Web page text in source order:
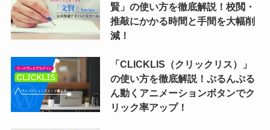
賢」の使い方を徹底解説！校閲・
推敲にかかる時間と手間を大幅削
減！
「CLICKLIS（クリックリス）」
の使い方を徹底解説！ぷるんぷる
ん動くアニメーションボタンでク
リック率アップ！